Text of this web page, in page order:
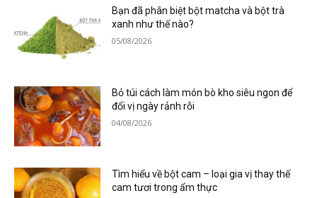
Bạn đã phân biệt bột matcha và bột trà
xanh như thế nào?
05/08/2026
Bỏ túi cách làm món bò kho siêu ngon để
đổi vị ngày rảnh rỗi
04/08/2026
Tìm hiểu về bột cam – loại gia vị thay thế
cam tươi trong ẩm thực